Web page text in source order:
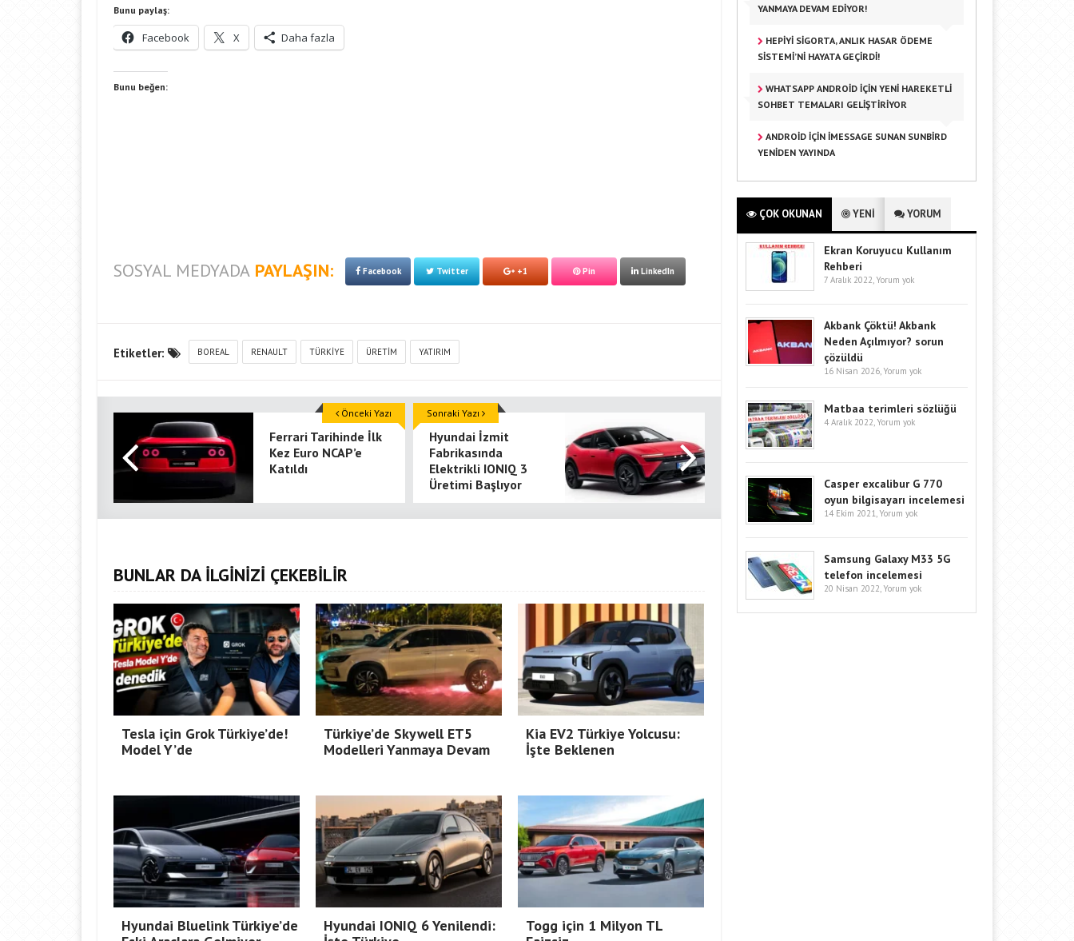
Bunu paylaş:
Facebook X Daha fazla
Bunu beğen:
SOSYAL MEDYADA PAYLAŞIN: Facebook Twitter +1 Pin LinkedIn
Etiketler: BOREAL RENAULT TÜRKIYE ÜRETIM YATIRIM
Ferrari Tarihinde İlk
Kez Euro NCAP’e
Katıldı
Önceki Yazı
Hyundai İzmit
Fabrikasında
Elektrikli IONIQ 3
Üretimi Başlıyor
Sonraki Yazı
BUNLAR DA İLGİNİZİ ÇEKEBİLİR
Tesla için Grok Türkiye’de!
Model Y’de
Türkiye’de Skywell ET5
Modelleri Yanmaya Devam
Kia EV2 Türkiye Yolcusu:
İşte Beklenen
Hyundai Bluelink Türkiye’de
Hyundai IONIQ 6 Yenilendi:
Togg için 1 Milyon TL
YANMAYA DEVAM EDIYOR!
HEPIYI SIGORTA, ANLIK HASAR ÖDEME
SISTEMI’NI HAYATA GEÇIRDI!
WHATSAPP ANDROID IÇIN YENI HAREKETLI
SOHBET TEMALARI GELIŞTIRIYOR
ANDROID IÇIN IMESSAGE SUNAN SUNBIRD
YENIDEN YAYINDA
ÇOK OKUNAN YENİ YORUM
Ekran Koruyucu Kullanım
Rehberi
7 Aralık 2022, Yorum yok
Akbank Çöktü! Akbank
Neden Açılmıyor? sorun
çözüldü
16 Nisan 2026, Yorum yok
Matbaa terimleri sözlüğü
4 Aralık 2022, Yorum yok
Casper excalibur G 770
oyun bilgisayarı incelemesi
14 Ekim 2021, Yorum yok
Samsung Galaxy M33 5G
telefon incelemesi
20 Nisan 2022, Yorum yok